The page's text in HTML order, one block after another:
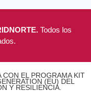
Todos los
CON EL PROGRAMA KIT
(EU) DEL
Y RESILIENCIA.